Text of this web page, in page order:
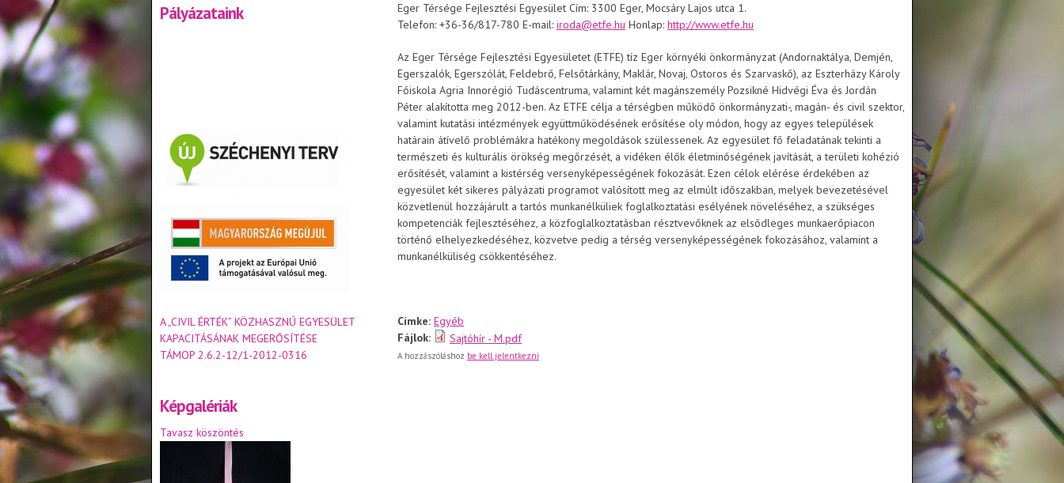
Eger Térsége Fejlesztési Egyesület Cím: 3300 Eger, Mocsáry Lajos utca 1.
Telefon: +36-36/817-780 E-mail: iroda@etfe.hu Honlap: http://www.etfe.hu
Az Eger Térsége Fejlesztési Egyesületet (ETFE) tíz Eger környéki önkormányzat (Andornaktálya, Demjén,
Egerszalók, Egerszólát, Feldebrő, Felsőtárkány, Maklár, Novaj, Ostoros és Szarvaskő), az Eszterházy Károly
Főiskola Agria Innorégió Tudáscentruma, valamint két magánszemély Pozsikné Hidvégi Éva és Jordán
Péter alakította meg 2012-ben. Az ETFE célja a térségben működő önkormányzati-, magán- és civil szektor,
valamint kutatási intézmények együttműködésének erősítése oly módon, hogy az egyes települések
határain átívelő problémákra hatékony megoldások szülessenek. Az egyesület fő feladatának tekinti a
természeti és kulturális örökség megőrzését, a vidéken élők életminőségének javítását, a területi kohézió
erősítését, valamint a kistérség versenyképességének fokozását. Ezen célok elérése érdekében az
egyesület két sikeres pályázati programot valósított meg az elmúlt időszakban, melyek bevezetésével
közvetlenül hozzájárult a tartós munkanélküliek foglalkoztatási esélyének növeléséhez, a szükséges
kompetenciák fejlesztéséhez, a közfoglalkoztatásban résztvevőknek az elsődleges munkaerőpiacon
történő elhelyezkedéséhez, közvetve pedig a térség versenyképességének fokozásához, valamint a
munkanélküliség csökkentéséhez.
Címke: Egyéb
Fájlok:
Sajtóhír - M.pdf
A hozzászóláshoz be kell jelentkezni
Pályázataink
A „CIVIL ÉRTÉK” KÖZHASZNÚ EGYESÜLET
KAPACITÁSÁNAK MEGERŐSÍTÉSE
TÁMOP 2.6.2-12/1-2012-0316
Képgalériák
Tavasz köszöntés